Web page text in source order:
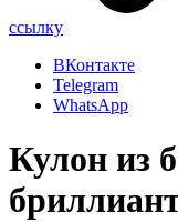
ссылку
ВКонтакте
Telegram
WhatsApp
Кулон из